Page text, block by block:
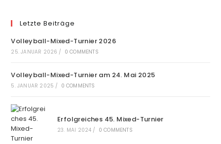
Letzte Beiträge
Volleyball-Mixed-Turnier 2026
25. JANUAR 2026 / 0 COMMENTS
Volleyball-Mixed-Turnier am 24. Mai 2025
5. JANUAR 2025 / 0 COMMENTS
Erfolgreiches 45. Mixed-Turnier
23. MAI 2024 / 0 COMMENTS